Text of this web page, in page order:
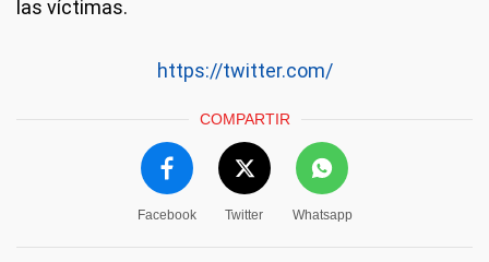
las víctimas.
https://twitter.com/
COMPARTIR
Facebook Twitter Whatsapp